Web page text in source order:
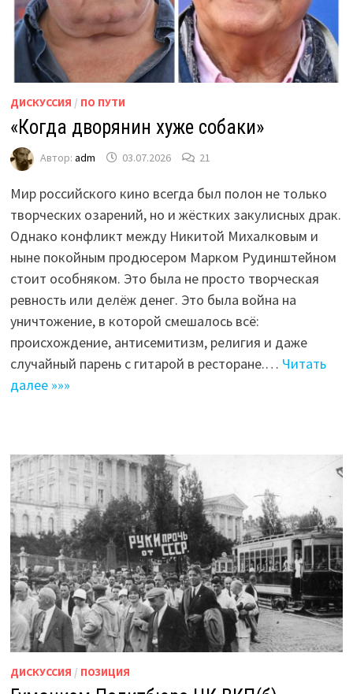
ДИСКУССИЯ / ПО ПУТИ
«Когда дворянин хуже собаки»
Автор: adm 03.07.2026 21
Мир российского кино всегда был полон не только
творческих озарений, но и жёстких закулисных драк.
Однако конфликт между Никитой Михалковым и
ныне покойным продюсером Марком Рудинштейном
стоит особняком. Это была не просто творческая
ревность или делёж денег. Это была война на
уничтожение, в которой смешалось всё:
происхождение, антисемитизм, религия и даже
случайный парень с гитарой в ресторане.… Читать
далее »»»
ДИСКУССИЯ / ПОЗИЦИЯ